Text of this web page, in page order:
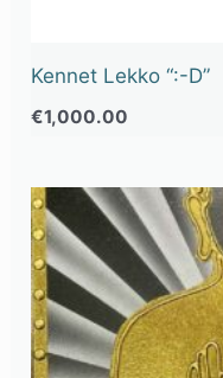
Kennet Lekko “:-D”
€1,000.00